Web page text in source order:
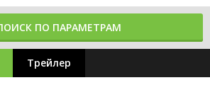
ПО ПАРАМЕТРАМ
Трейлер